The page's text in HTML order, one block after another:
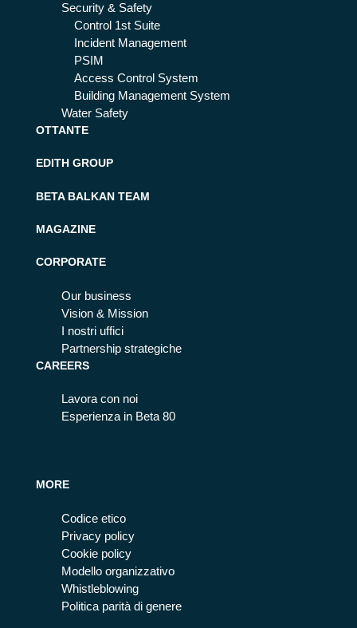
Security & Safety
Control 1st Suite
Incident Management
PSIM
Access Control System
Building Management System
Water Safety
OTTANTE
EDITH GROUP
BETA BALKAN TEAM
MAGAZINE
CORPORATE
Our business
Vision & Mission
I nostri uffici
Partnership strategiche
CAREERS
Lavora con noi
Esperienza in Beta 80
MORE
Codice etico
Privacy policy
Cookie policy
Modello organizzativo
Whistleblowing
Politica parità di genere